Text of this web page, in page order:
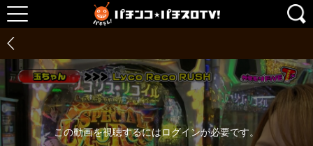
この動画を視聴するにはログインが必要です。